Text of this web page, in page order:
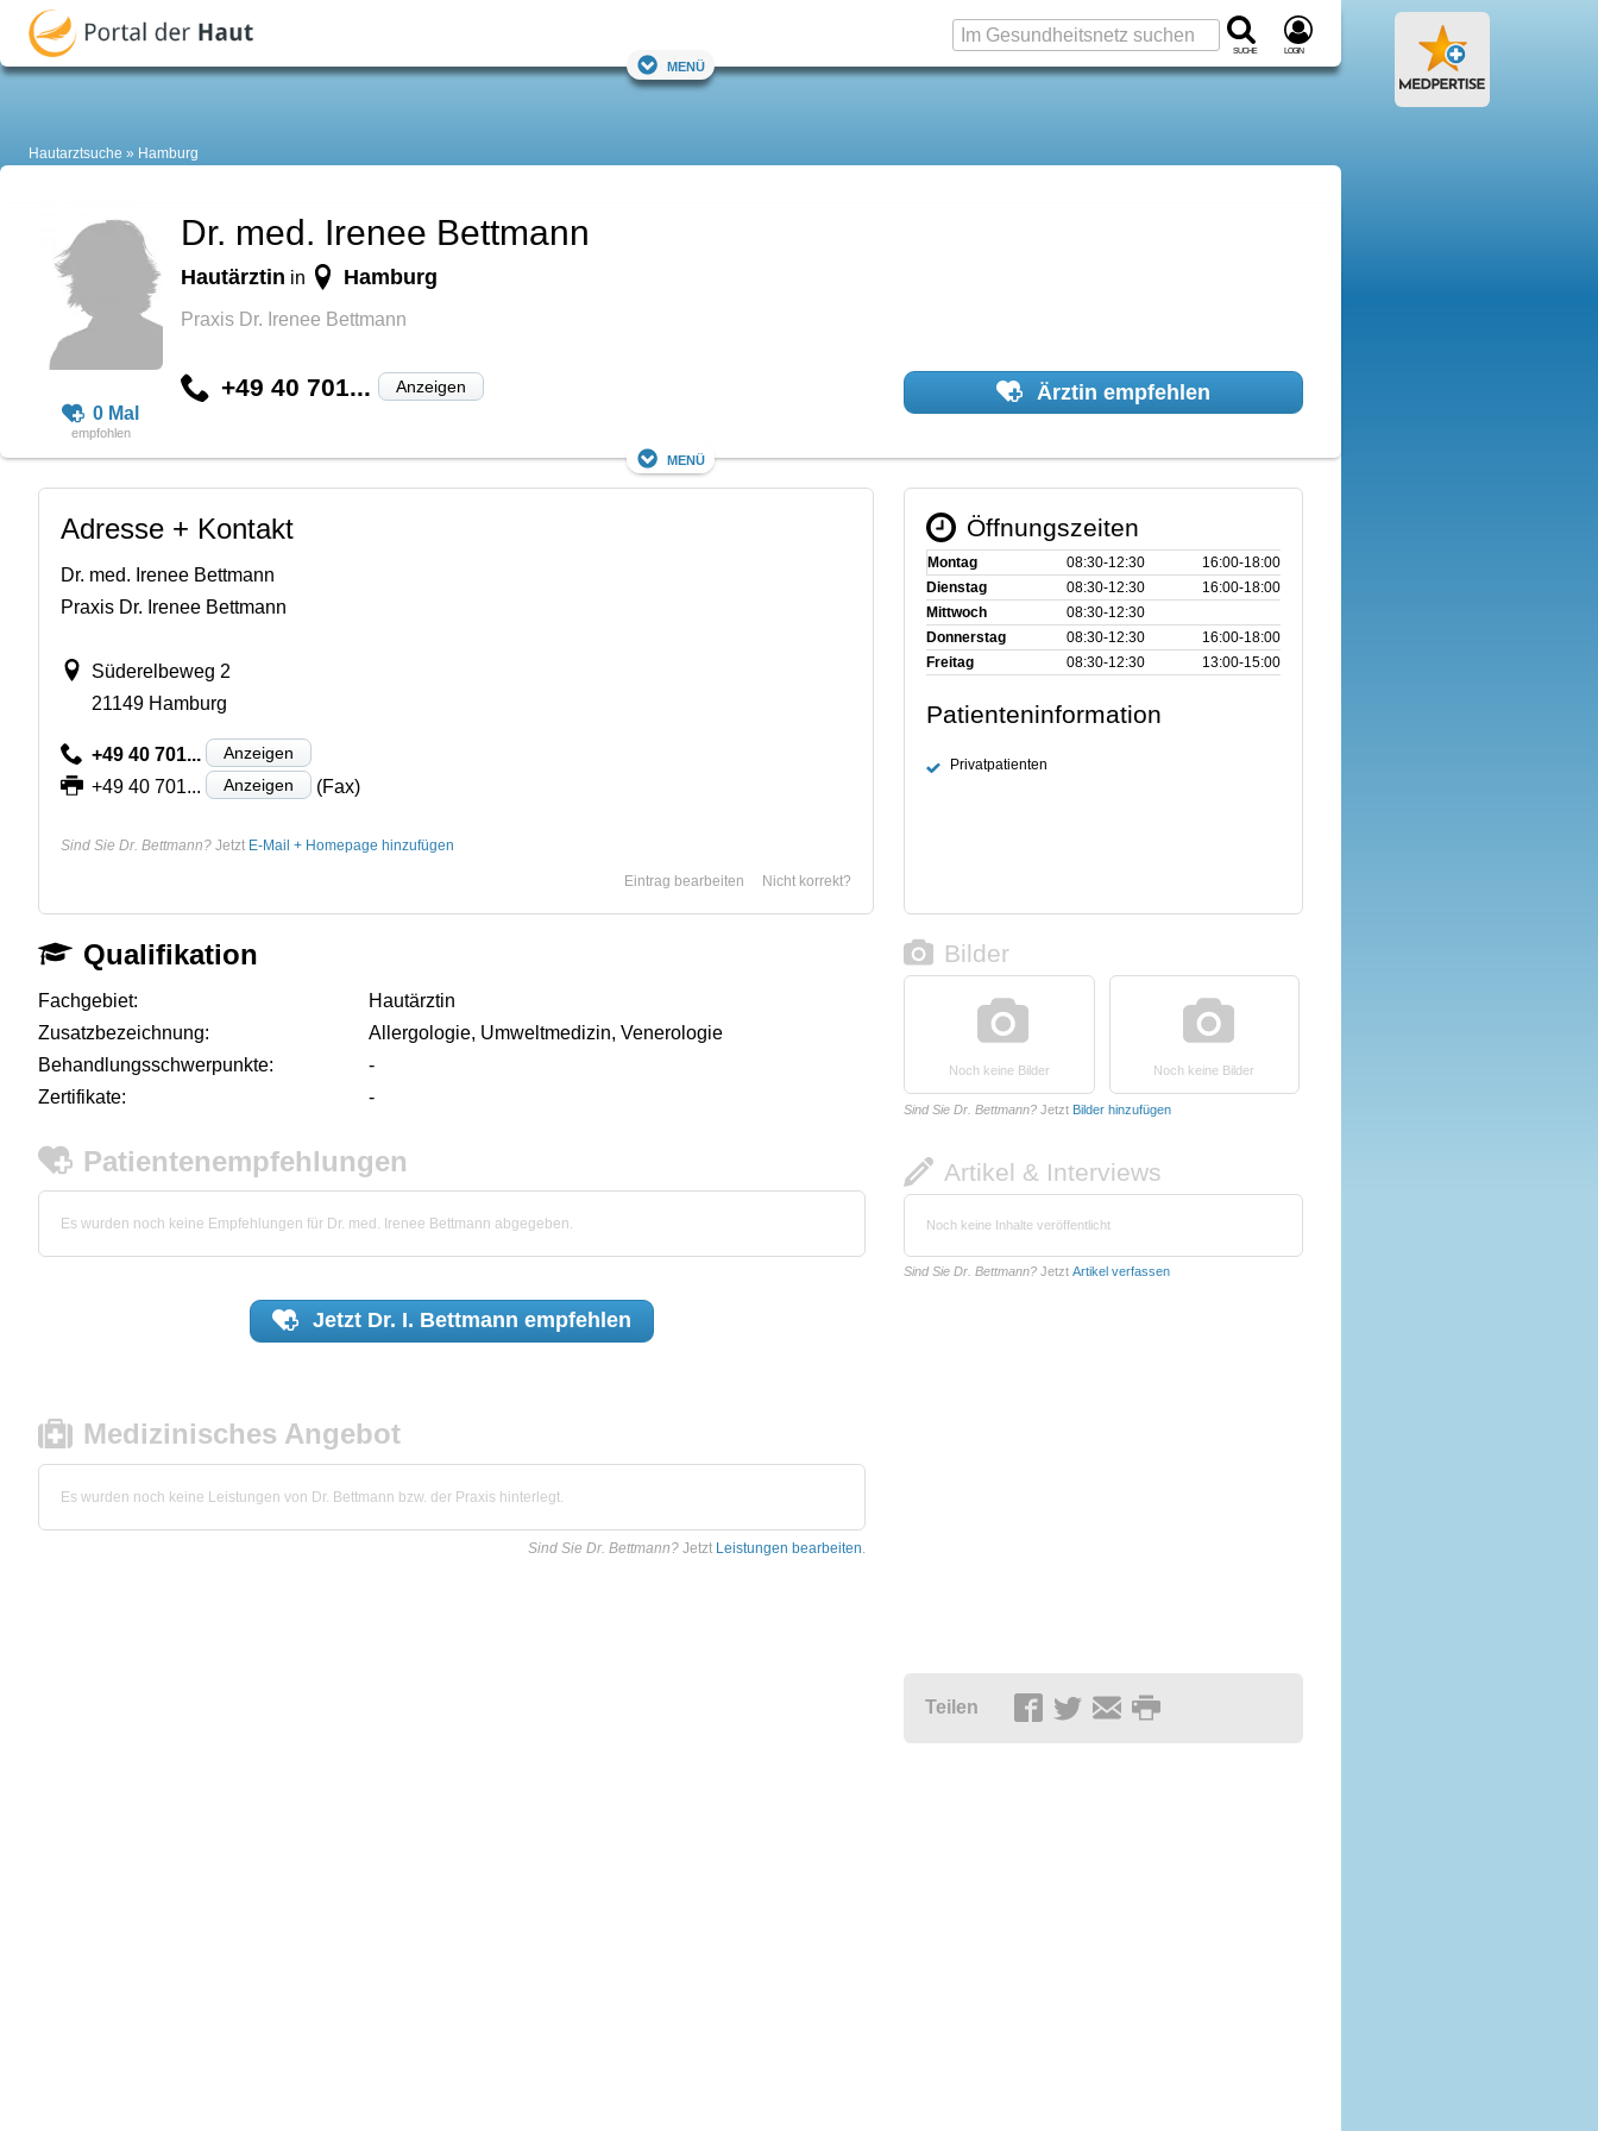
Suche Login
Menü
Hautarztsuche Hamburg
0 Mal
Dr. med. Irenee Bettmann
Hautärztin in Hamburg
Praxis Dr. Irenee Bettmann
+49 40 701... Anzeigen Ärztin empfehlen
Menü
Adresse + Kontakt
Dr. med. Irenee Bettmann
Praxis Dr. Irenee Bettmann
Süderelbeweg 2
21149 Hamburg
+49 40 701... Anzeigen
+49 40 701... Anzeigen (Fax)
Sind Sie Dr. Bettmann? Jetzt E-Mail + Homepage hinzufügen
Nicht korrekt?
Eintrag bearbeiten
Öffnungszeiten
Montag 08:30‑12:30
16:00‑18:00
Dienstag
08:30‑12:30
16:00‑18:00
Mittwoch
08:30‑12:30
Donnerstag
08:30‑12:30
16:00‑18:00
Freitag
08:30‑12:30 13:00‑15:00
Patienteninformation
Privatpatienten
Qualifikation
Fachgebiet:
Hautärztin
Zusatzbezeichnung:
Allergologie, Umweltmedizin, Venerologie
Behandlungsschwerpunkte:
-
Zertifikate:
-
Patientenempfehlungen
Es wurden noch keine Empfehlungen für Dr. med. Irenee Bettmann abgegeben.
Jetzt Dr. I. Bettmann empfehlen
Medizinisches Angebot
Es wurden noch keine Leistungen von Dr. Bettmann bzw. der Praxis hinterlegt.
Sind Sie Dr. Bettmann? Jetzt Leistungen bearbeiten.
Bilder
Noch keine Bilder Noch keine Bilder
Sind Sie Dr. Bettmann? Jetzt Bilder hinzufügen
Artikel & Interviews
Noch keine Inhalte veröffentlicht
Sind Sie Dr. Bettmann? Jetzt Artikel verfassen
Teilen